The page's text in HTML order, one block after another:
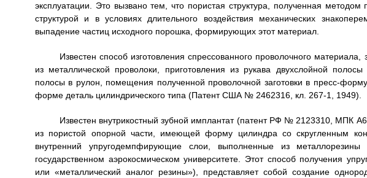
эксплуатации. Это вызвано тем, что пористая структура, полученная
структурой и в условиях длительного воздействия механических
выпадение частиц исходного порошка, формирующих этот материал.
Известен способ изготовления спрессованного проволочного
из металлической проволоки, приготовления из рукава двухслойной полосы
полосы в рулон, помещения полученной проволочной заготовки в пресс-
форме деталь цилиндрического типа (Патент США № 2462316, кл. 267-1, 1949).
Известен внутрикостный зубной имплантат (патент РФ № 2123310, МПК
из пористой опорной части, имеющей форму цилиндра со скругленным
внутренний упругодемпфирующие слои, выполненные из
государственном аэрокосмическом университете. Этот способ получения
или «металлический аналог резины»), представляет собой создание